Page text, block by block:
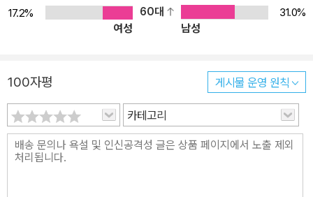
늘 피어 있지만 쉽게 지나쳤던 ‘꽃’은 사실 예술과 삶을 잇는 매개체입
니다. 《꽃, 그림이 되다》는 명화 속 꽃들이 전하는 숨은 메시지를 아
감성이 꽃 한 송이에 담겨 피어나는 모습을 따라가다 보면, 마음 한 편
에 조용한 위로와 깊은 울림이 스며듭니다. 책은 깊이 있는 해설과 따
뜻한 시선으로 가득하지만, 결코 딱딱하지 않고 편안하게 다가옵니
다. 꽃 한 송이, 마음을 채우는 예술의 위로 책 속 가득한 꽃 그림들이
전하는 시각적 아름다움은 바쁜 일상에 지친 마음을 부드럽게 감싸
안는 치유의 힘을 지니고 있습니다. 한 송이 꽃이 피어나는 찰나처럼,
17.2%
60대
31.0%
여성
남성
100자평 게시물 운영 원칙
카테고리